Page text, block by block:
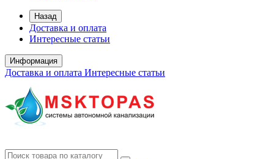
Назад
Доставка и оплата
Интересные статьи
Информация
Доставка и оплата Интересные статьи